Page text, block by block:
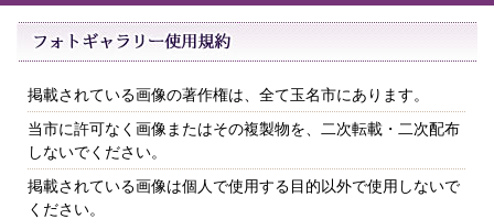
掲載されている画像の著作権は、全て玉名市にあります。
当市に許可なく画像またはその複製物を、二次転載・二次配布
しないでください。
掲載されている画像は個人で使用する目的以外で使用しないで
ください。